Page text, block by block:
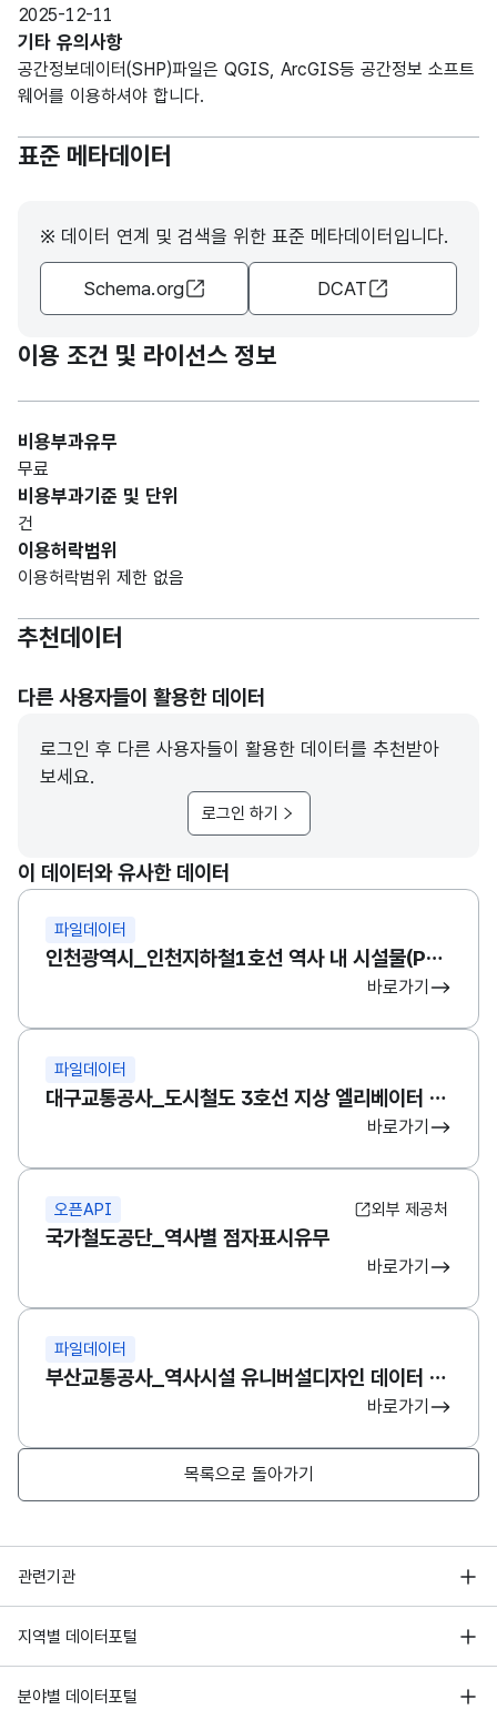
2025-12-11
기타 유의사항
공간정보데이터(SHP)파일은 QGIS, ArcGIS등 공간정보 소프트
웨어를 이용하셔야 합니다.
표준 메타데이터
※ 데이터 연계 및 검색을 위한 표준 메타데이터입니다.
Schema.org DCAT
이용 조건 및 라이선스 정보
비용부과유무
무료
비용부과기준 및 단위
건
이용허락범위
이용허락범위 제한 없음
추천데이터
다른 사용자들이 활용한 데이터
로그인 후 다른 사용자들이 활용한 데이터를 추천받아
보세요.
로그인 하기
이 데이터와 유사한 데이터
파일데이터
인천광역시_인천지하철1호선 역사 내 시설물(POI) 3D 심볼 데이터
바로가기
파일데이터
대구교통공사_도시철도 3호선 지상 엘리베이터 위치정보
바로가기
오픈API 외부 제공처
국가철도공단_역사별 점자표시유무
바로가기
파일데이터
부산교통공사_역사시설 유니버설디자인 데이터 조사내용(095다대포해수욕장)
바로가기
목록으로 돌아가기
관련기관
행정안전부
한국지능정보사회진흥원
국가정보자원관리원
지역별 데이터포털
서울 열린데이터광장
경기데이터드림
분야별 데이터포털
기상자료개방포털